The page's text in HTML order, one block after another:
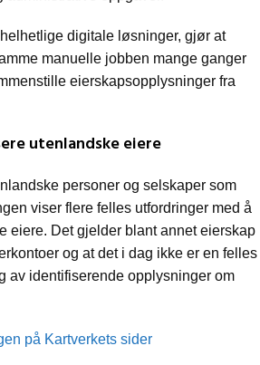
digitale løsninger, gjør at
manuelle jobben mange ganger
eierskapsopplysninger fra
utenlandske eiere
personer og selskaper som
viser flere felles utfordringer med å
eiere. Det gjelder blant annet eierskap
og at det i dag ikke er en felles
av identifiserende opplysninger om
på Kartverkets sider